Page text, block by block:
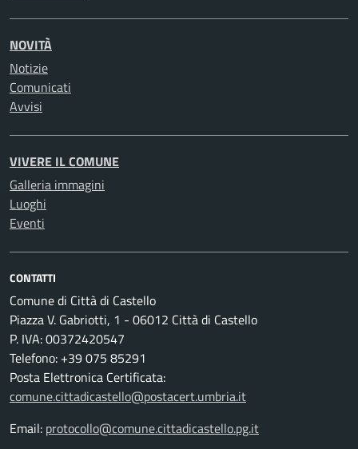
NOVITÀ
Notizie
Comunicati
Avvisi
VIVERE IL COMUNE
Galleria immagini
Luoghi
Eventi
CONTATTI
Comune di Città di Castello
Piazza V. Gabriotti, 1 - 06012 Città di Castello
P. IVA: 00372420547
Telefono: +39 075 85291
Posta Elettronica Certificata:
comune.cittadicastello@postacert.umbria.it
Email: protocollo@comune.cittadicastello.pg.it